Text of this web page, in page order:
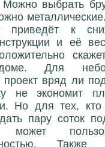
Можно выбрать
приведёт к
и её
Для
проект вряд ли
не экономит
Но для тех,
пару соток
может
Также